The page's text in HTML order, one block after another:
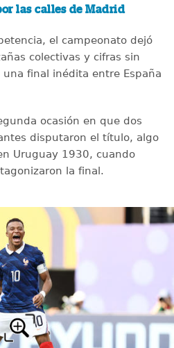
las calles de Madrid
el campeonato dejó
colectivas y cifras sin
final inédita entre España
ocasión en que dos
disputaron el título, algo
Uruguay 1930, cuando
la final.